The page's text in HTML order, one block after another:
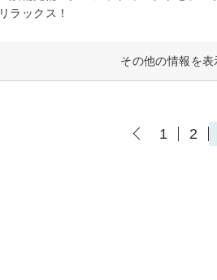
ラックス！
その他の情報を表
1 2